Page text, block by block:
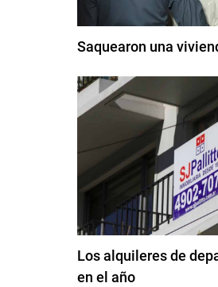
Saquearon una
Los alquileres de
en el año